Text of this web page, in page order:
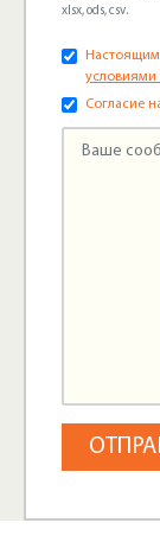
xlsx, ods, csv.
Настоящим
условиями
Согласие